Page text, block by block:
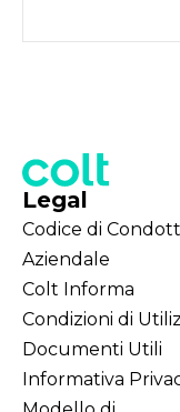
Legal
Codice di
Aziendale
Colt Informa
Condizioni di
Documenti Utili
Informativa